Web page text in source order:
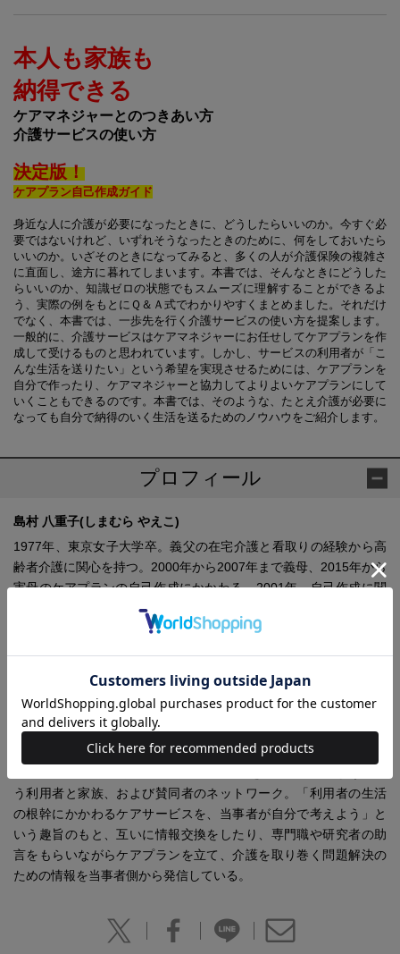
本人も家族も
納得できる
ケアマネジャーとのつきあい方
介護サービスの使い方
決定版！
ケアプラン自己作成ガイド
身近な人に介護が必要になったときに、どうしたらいいのか。今すぐ必
要ではないけれど、いずれそうなったときのために、何をしておいたら
いいのか。いざそのときになってみると、多くの人が介護保険の複雑さ
に直面し、途方に暮れてしまいます。本書では、そんなときにどうした
らいいのか、知識ゼロの状態でもスムーズに理解することができるよ
う、実際の例をもとにＱ＆Ａ式でわかりやすくまとめました。それだけ
でなく、本書では、一歩先を行く介護サービスの使い方を提案します。
一般的に、介護サービスはケアマネジャーにお任せしてケアプランを作
成して受けるものと思われています。しかし、サービスの利用者が「こ
んな生活を送りたい」という希望を実現させるためには、ケアプランを
自分で作ったり、ケアマネジャーと協力してよりよいケアプランにして
いくこともできるのです。本書では、そのような、たとえ介護が必要に
なっても自分で納得のいく生活を送るためのノウハウをご紹介します。
プロフィール
島村 八重子(しまむら やえこ)
1977年、東京女子大学卒。義父の在宅介護と看取りの経験から高
齢者介護に関心を持つ。2000年から2007年まで義母、2015年から
実母のケアプランの自己作成にかかわる。2001年、自己作成に関
心のある人たちに呼びかけて「全国マイケアプラン・ネットワー
ク」を設立。著書に『介護のための安心読本』、共著に『福祉マ
ティライフサポートセンター）ほか。
全国マイケアプラン・ネットワーク
http://www.mycareplan-net.com/
う利用者と家族、および賛同者のネットワーク。「利用者の生活
の根幹にかかわるケアサービスを、当事者が自分で考えよう」と
いう趣旨のもと、互いに情報交換をしたり、専門職や研究者の助
言をもらいながらケアプランを立て、介護を取り巻く問題解決の
ための情報を当事者側から発信している。